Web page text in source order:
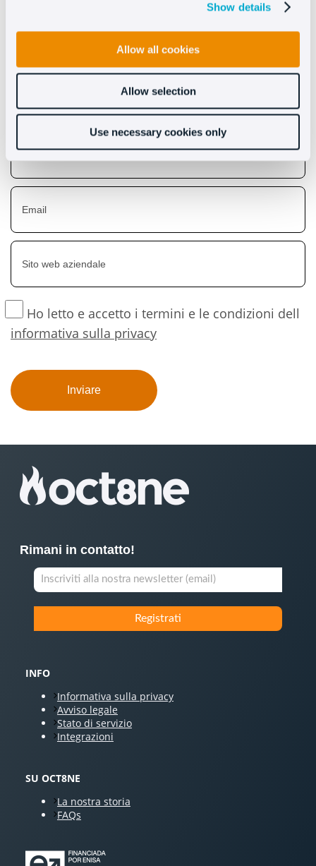
Show details
Allow all cookies
Allow selection
Use necessary cookies only
Scopri i benefici che
apporta Oct8ne
Ho letto e accetto i termini e le condizioni dell
informativa sulla privacy
Rimani in contatto!
INFO
Informativa sulla privacy
Avviso legale
Stato di servizio
Integrazioni
SU OCT8NE
La nostra storia
FAQs